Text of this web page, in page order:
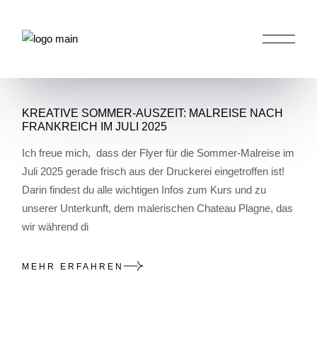
content
FRANKREICH 2025"
KREATIVE SOMMER-AUSZEIT: MALREISE NACH
FRANKREICH IM JULI 2025
Ich freue mich, dass der Flyer für die Sommer-Malreise im
Juli 2025 gerade frisch aus der Druckerei eingetroffen ist!
Darin findest du alle wichtigen Infos zum Kurs und zu
unserer Unterkunft, dem malerischen Chateau Plagne, das
wir während di
MEHR ERFAHREN